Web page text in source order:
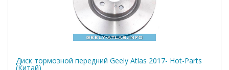
Диск тормозной передний Geely Atlas 2017- Hot-Parts
(Китай)